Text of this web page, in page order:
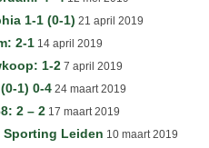
1-1 (0-1) 21 april 2019
2-1 14 april 2019
1-2 7 april 2019
1) 0-4 24 maart 2019
2 – 2 17 maart 2019
Sporting Leiden 10 maart 2019